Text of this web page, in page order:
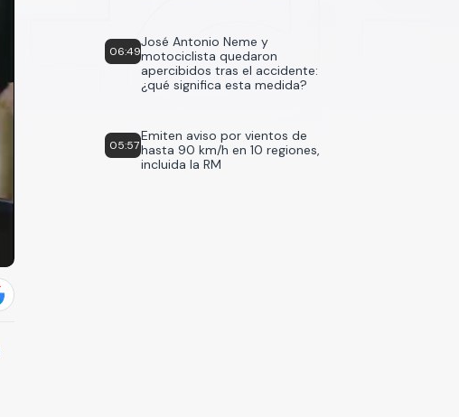
06:49
José Antonio Neme y
motociclista quedaron
apercibidos tras el accidente:
¿qué significa esta medida?
05:57
Emiten aviso por vientos de
hasta 90 km/h en 10 regiones,
incluida la RM